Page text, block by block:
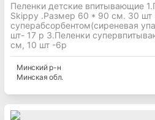
Пеленки детские впитывающие
Skippy .Размер 60 * 90 см. 30 шт
суперабсорбентом(сиреневая
шт- 17 р 3.Пеленки
см, 10 шт -6р
Минскийр-н
Минская обл.